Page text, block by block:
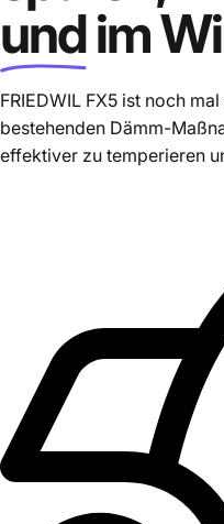
FRIEDWIL FX5
undim
FRIEDWIL FX5 ist noch
bestehenden Dämm-
effektiver zu temperieren